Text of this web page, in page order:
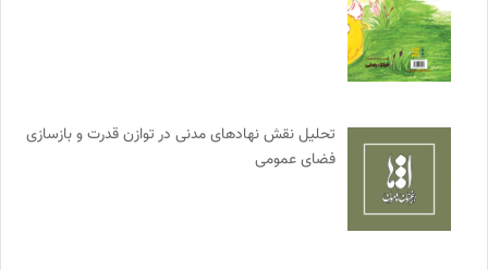
تحلیل نقش نهادهای مدنی در توازن قدرت و بازسازی
فضای عمومی